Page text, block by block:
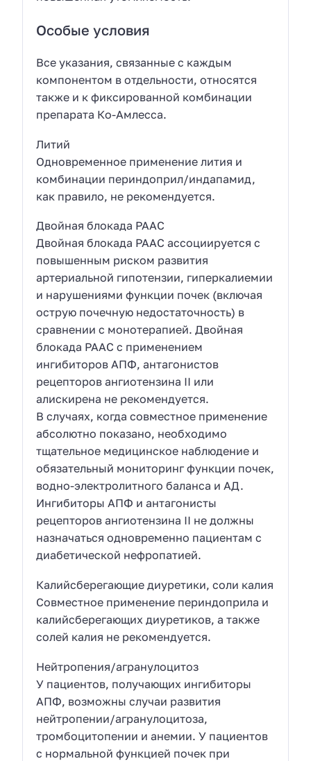
Особые условия
Все указания, связанные с каждым
компонентом в отдельности, относятся
также и к фиксированной комбинации
препарата Ко-Амлесса.
Литий
Одновременное применение лития и
комбинации периндоприл/индапамид,
как правило, не рекомендуется.
Двойная блокада РААС
Двойная блокада РААС ассоциируется с
повышенным риском развития
артериальной гипотензии, гиперкалиемии
и нарушениями функции почек (включая
острую почечную недостаточность) в
сравнении с монотерапией. Двойная
блокада РААС с применением
ингибиторов АПФ, антагонистов
рецепторов ангиотензина II или
алискирена не рекомендуется.
В случаях, когда совместное применение
абсолютно показано, необходимо
тщательное медицинское наблюдение и
обязательный мониторинг функции почек,
водно-электролитного баланса и АД.
Ингибиторы АПФ и антагонисты
рецепторов ангиотензина II не должны
назначаться одновременно пациентам с
диабетической нефропатией.
Калийсберегающие диуретики, соли калия
Совместное применение периндоприла и
калийсберегающих диуретиков, а также
солей калия не рекомендуется.
Нейтропения/агранулоцитоз
У пациентов, получающих ингибиторы
АПФ, возможны случаи развития
нейтропении/агранулоцитоза,
тромбоцитопении и анемии. У пациентов
с нормальной функцией почек при